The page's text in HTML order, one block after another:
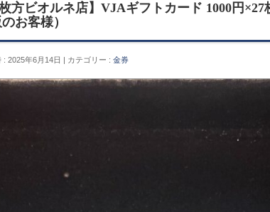
方ビオルネ店】VJAギフトカード 1000円×27
お客様）
: 2025年6月14日 カテゴリー : 金券